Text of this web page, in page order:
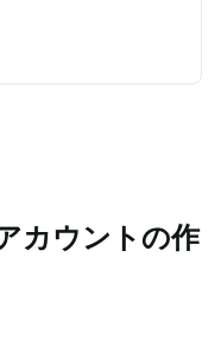
カウントの作